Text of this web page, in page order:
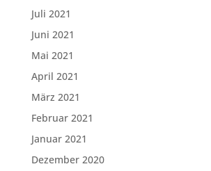
Juli 2021
Juni 2021
Mai 2021
April 2021
März 2021
Februar 2021
Januar 2021
Dezember 2020